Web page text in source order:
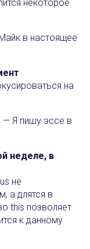
некоторое
в настоящее
на
— Я пишу эссе в
неделе, в
не
а длятся в
this позволяет
к данному